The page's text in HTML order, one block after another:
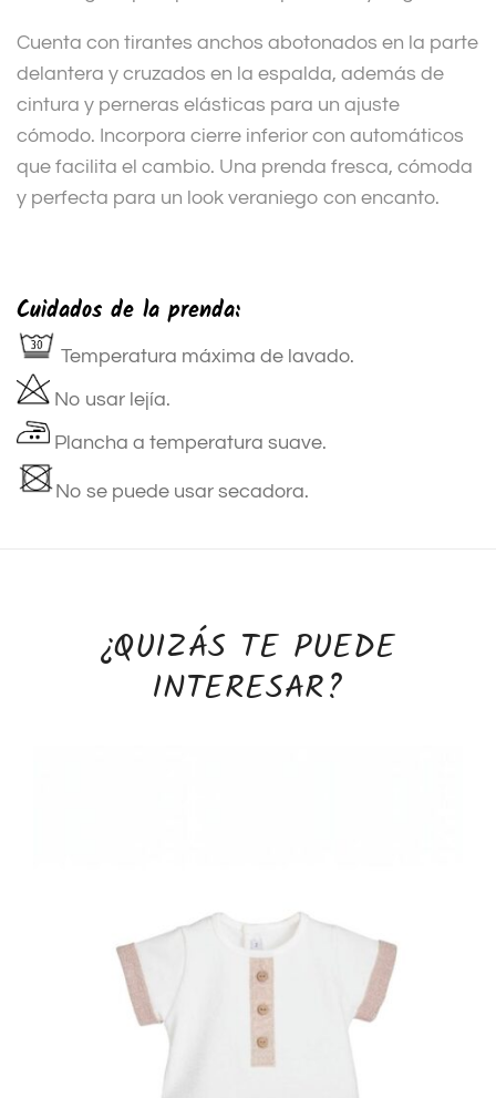
Cuenta con tirantes anchos abotonados en la parte
delantera y cruzados en la espalda, además de
cintura y perneras elásticas para un ajuste
cómodo. Incorpora cierre inferior con automáticos
que facilita el cambio. Una prenda fresca, cómoda
y perfecta para un look veraniego con encanto.
Cuidados de la prenda:
Temperatura máxima de lavado.
No usar lejía.
Plancha a temperatura suave.
No se puede usar secadora.
¿QUIZÁS TE PUEDE
INTERESAR?